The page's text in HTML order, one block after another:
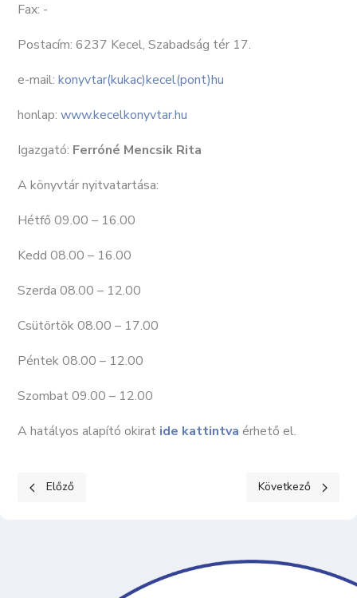
Fax: -
Postacím: 6237 Kecel, Szabadság tér 17.
e-mail: konyvtar(kukac)kecel(pont)hu
honlap: www.kecelkonyvtar.hu
Igazgató: Ferróné Mencsik Rita
A könyvtár nyitvatartása:
Hétfő 09.00 – 16.00
Kedd 08.00 – 16.00
Szerda 08.00 – 12.00
Csütörtök 08.00 – 17.00
Péntek 08.00 – 12.00
Szombat 09.00 – 12.00
A hatályos alapító okirat ide kattintva érhető el.
Előző cikk: KÖZÉRDEKŰ ADATOK I. Szervezeti, személyzeti
Előző Következő cikk:
Következő